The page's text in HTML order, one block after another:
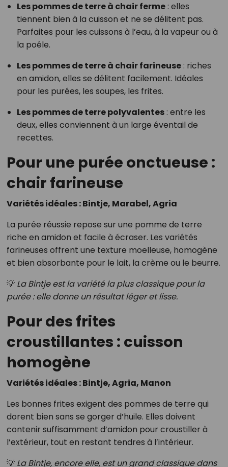
Les pommes de terre à chair ferme: elles
tiennent bien à la cuisson et ne se délitent pas.
Parfaites pour les cuissons à l’eau, à la vapeur ou à
la poêle.
Les pommes de terre à chair farineuse: riches
en amidon, elles se délitent facilement. Idéales
pour les purées, les soupes, les frites.
Les pommes de terre polyvalentes: entre les
deux, elles conviennent à un large éventail de
recettes.
Pour une purée onctueuse :
chair farineuse
Variétés idéales : Bintje, Marabel, Agria
La purée réussie repose sur une pomme de terre
riche en amidon et facile à écraser. Les variétés
farineuses offrent une texture moelleuse, homogène
et bien absorbante pour le lait, la crème ou le beurre.
💡 La Bintje est la variété la plus classique pour la
purée : elle donne un résultat léger et lisse.
Pour des frites
croustillantes : cuisson
homogène
Variétés idéales : Bintje, Agria, Manon
Les bonnes frites exigent des pommes de terre qui
dorent bien sans se gorger d’huile. Elles doivent
contenir suffisamment d’amidon pour croustiller à
l’extérieur, tout en restant tendres à l’intérieur.
💡 La Bintje, encore elle, est un grand classique dans